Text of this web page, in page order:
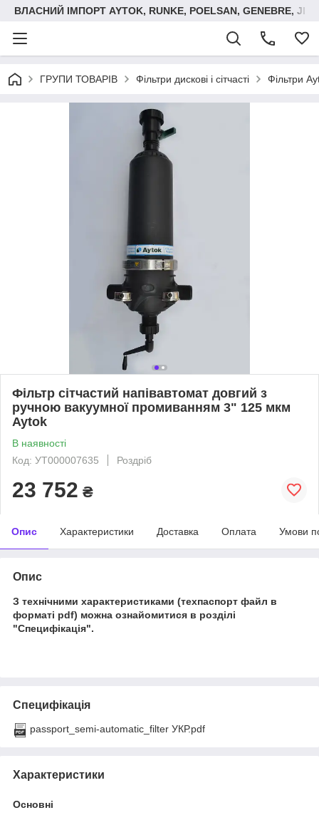
ВЛАСНИЙ ІМПОРТ AYTOK, RUNKE, POELSAN, GENEBRE,
ГРУПИ ТОВАРІВ Фільтри дискові і сітчасті Фільтри
Фільтр сітчастий напівавтомат довгий з
ручною вакуумної промиванням 3" 125 мкм
Aytok
В наявності
Код: УТ000007635
Роздріб
23 752 ₴
Опис Характеристики Доставка Оплата Умови
Опис
З технічними характеристиками (техпаспорт файл в
форматі pdf) можна ознайомитися в розділі
"Специфікація".
Специфікація
passport_semi-automatic_filter УКР.pdf
Характеристики
Основні